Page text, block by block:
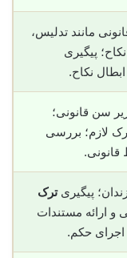
مانند تدلیس،
پیگیری
نکاح.
سن قانونی؛
لازم؛ بررسی
قانونی.
پیگیریترک
و ارائه مستندات
اجرای حکم.